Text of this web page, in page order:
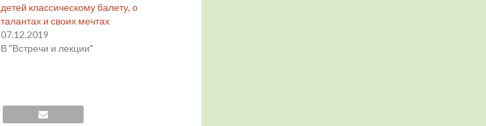
детей классическому балету, о
талантах и своих мечтах
07.12.2019
В "Встречи и лекции"